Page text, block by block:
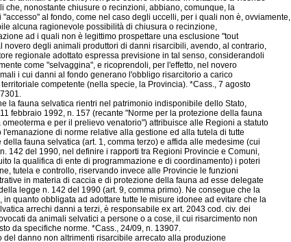
che, nonostante chiusure o recinzioni, abbiano, comunque, la
"accesso" al fondo, come nel caso degli uccelli, per i quali non è, ovviamente,
alcuna ragionevole possibilità di chiusura o recinzione,
ad i quali non è legittimo prospettare una esclusione "tout
novero degli animali produttori di danni risarcibili, avendo, al contrario,
regionale adottato espressa previsione in tal senso, considerandoli
come "selvaggina", e ricoprendoli, per l'effetto, nel novero
i cui danni al fondo generano l'obbligo risarcitorio a carico
competente (nella specie, la Provincia). *Cass., 7 agosto
la fauna selvatica rientri nel patrimonio indisponibile dello Stato,
febbraio 1992, n. 157 (recante "Norme per la protezione della fauna
omeoterma e per il prelievo venatorio") attribuisce alle Regioni a statuto
l'emanazione di norme relative alla gestione ed alla tutela di tutte
della fauna selvatica (art. 1, comma terzo) e affida alle medesime (cui
142 del 1990, nel definire i rapporti tra Regioni Provincie e Comuni,
la qualifica di ente di programmazione e di coordinamento) i poteri
tutela e controllo, riservando invece alle Provincie le funzioni
in materia di caccia e di protezione della fauna ad esse delegate
legge n. 142 del 1990 (art. 9, comma primo). Ne consegue che la
in quanto obbligata ad adottare tutte le misure idonee ad evitare che la
arrechi danni a terzi, è responsabile ex art. 2043 cod. civ. dei
da animali selvatici a persone o a cose, il cui risarcimento non
da specifiche norme. *Cass., 24/09, n. 13907.
del danno non altrimenti risarcibile arrecato alla produzione